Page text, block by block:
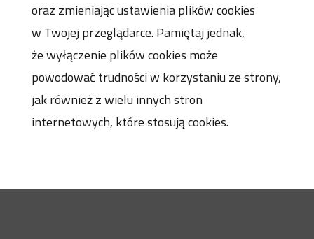
oraz zmieniając ustawienia plików cookies
w Twojej przeglądarce. Pamiętaj jednak,
że wyłączenie plików cookies może
powodować trudności w korzystaniu ze strony,
jak również z wielu innych stron
internetowych, które stosują cookies.